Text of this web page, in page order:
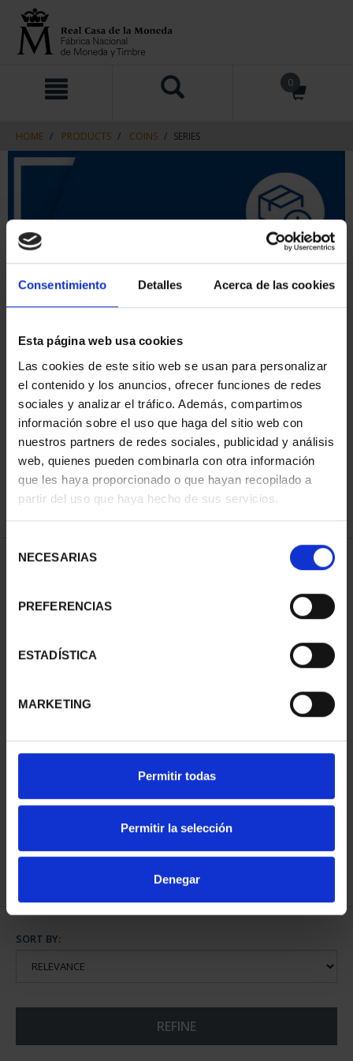
Consentimiento Detalles Acerca de las cookies
Esta página web usa cookies
Las cookies de este sitio web se usan para personalizar
el contenido y los anuncios, ofrecer funciones de redes
sociales y analizar el tráfico. Además, compartimos
información sobre el uso que haga del sitio web con
nuestros partners de redes sociales, publicidad y análisis
web, quienes pueden combinarla con otra información
que les haya proporcionado o que hayan recopilado a
partir del uso que haya hecho de sus servicios.
NECESARIAS
PREFERENCIAS
ESTADÍSTICA
MARKETING
Permitir todas
Permitir la selección
Denegar
navigation
0
HOME PRODUCTS COINS SERIES
SORT BY:
REFINE
1 Products found
SPANISH CAPITALS -
€3,796.00
SORT BY:
REFINE